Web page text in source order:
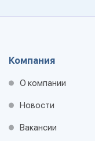
Компания
О компании
Новости
Вакансии